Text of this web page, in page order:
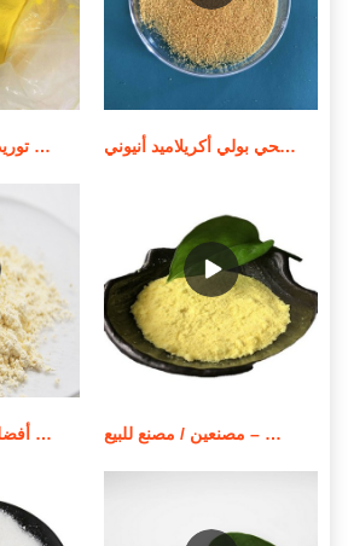
توريد بولي أكريلاميد/بام MSDS لمعالجة المياه في الصين الشركة المصنعة للمواد الكيميائية لمعالجة مياه الصرف الصحي بولي أكريلاميد أنيوني
أفضل سعر المواد الخام apam/مسحوق بولي أكريلاميد أنيوني بوليمر بولي أكريلاميد قابل للذوبان في الزيت – مصنعين / مصنع للبيع